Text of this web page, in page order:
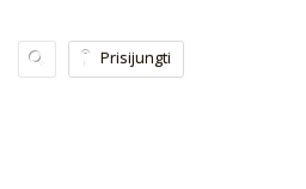
Prisijungti